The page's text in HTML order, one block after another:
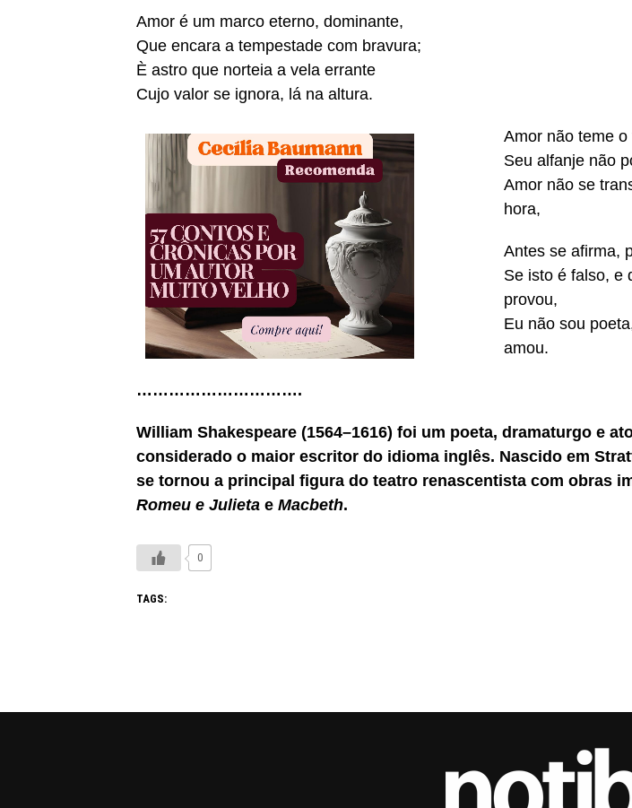
Amor é um marco eterno, dominante,
Que encara a tempestade com bravura;
È astro que norteia a vela errante
Cujo valor se ignora, lá na altura.
Amor não teme
Seu alfanje não
Amor não se
hora,
Antes se afirma,
Se isto é falso, e
provou,
Eu não sou
amou.
………………………….
William Shakespeare (1564–1616) foi um poeta, dramaturgo e
considerado o maior escritor do idioma inglês. Nascido em
se tornou a principal figura do teatro renascentista com obras
Romeu e Julieta e Macbeth.
0
TAGS: